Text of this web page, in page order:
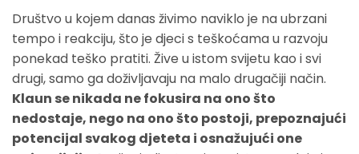
Društvo u kojem danas živimo naviklo je na ubrzani
tempo i reakciju, što je djeci s teškoćama u razvoju
ponekad teško pratiti. Žive u istom svijetu kao i svi
drugi, samo ga doživljavaju na malo drugačiji način.
Klaun se nikada ne fokusira na ono što
nedostaje, nego na ono što postoji, prepoznajući
potencijal svakog djeteta i osnažujući one